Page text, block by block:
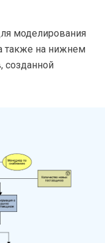
моделирования
также на нижнем
созданной